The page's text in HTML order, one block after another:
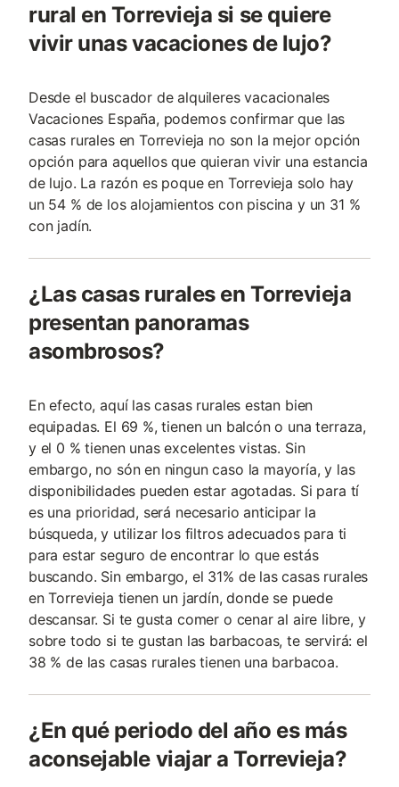
rural en Torrevieja si se quiere
vivir unas vacaciones de lujo?
Desde el buscador de alquileres vacacionales
Vacaciones España, podemos confirmar que las
casas rurales en Torrevieja no son la mejor opción
opción para aquellos que quieran vivir una estancia
de lujo. La razón es poque en Torrevieja solo hay
un 54 % de los alojamientos con piscina y un 31 %
con jadín.
¿Las casas rurales en Torrevieja
presentan panoramas
asombrosos?
En efecto, aquí las casas rurales estan bien
equipadas. El 69 %, tienen un balcón o una terraza,
y el 0 % tienen unas excelentes vistas. Sin
embargo, no són en ningun caso la mayoría, y las
disponibilidades pueden estar agotadas. Si para tí
es una prioridad, será necesario anticipar la
búsqueda, y utilizar los filtros adecuados para ti
para estar seguro de encontrar lo que estás
buscando. Sin embargo, el 31% de las casas rurales
en Torrevieja tienen un jardín, donde se puede
descansar. Si te gusta comer o cenar al aire libre, y
sobre todo si te gustan las barbacoas, te servirá: el
38 % de las casas rurales tienen una barbacoa.
¿En qué periodo del año es más
aconsejable viajar a Torrevieja?